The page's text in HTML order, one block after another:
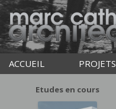
ACCUEIL PROJETS
Etudes en cours